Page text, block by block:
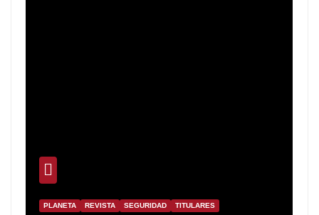
PLANETA REVISTA SEGURIDAD TITULARES